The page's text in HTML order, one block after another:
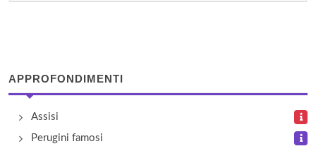
Il Terrazzo
La Piazzetta
APPROFONDIMENTI
Assisi
Perugini famosi